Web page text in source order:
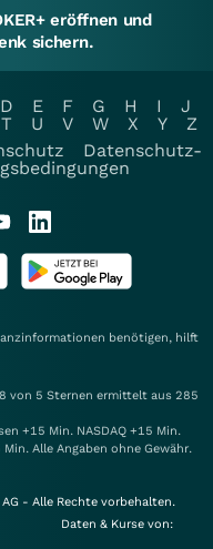
eröffnen und
sichern.
D E F G H I
J
T U V W X Y
Z
Datenschutz-
benötigen, hilft
von 5 Sternen ermittelt aus 285
+15 Min. NASDAQ +15 Min.
Alle Angaben ohne Gewähr.
- Alle Rechte vorbehalten.
Daten & Kurse von: